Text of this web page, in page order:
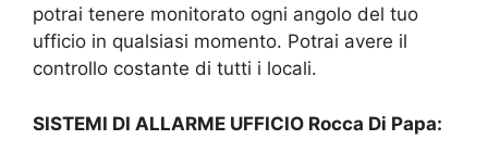
potrai tenere monitorato ogni angolo del tuo
ufficio in qualsiasi momento. Potrai avere il
controllo costante di tutti i locali.
SISTEMI DI ALLARME UFFICIO Rocca Di Papa: